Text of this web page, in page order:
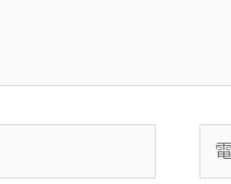
電
子